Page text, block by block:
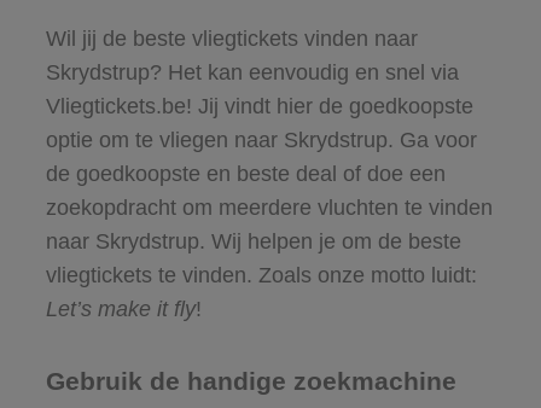
Wil jij de beste vliegtickets vinden naar
Skrydstrup? Het kan eenvoudig en snel via
Vliegtickets.be! Jij vindt hier de goedkoopste
optie om te vliegen naar Skrydstrup. Ga voor
de goedkoopste en beste deal of doe een
zoekopdracht om meerdere vluchten te vinden
naar Skrydstrup. Wij helpen je om de beste
vliegtickets te vinden. Zoals onze motto luidt:
Let’s make it fly!
Gebruik de handige zoekmachine